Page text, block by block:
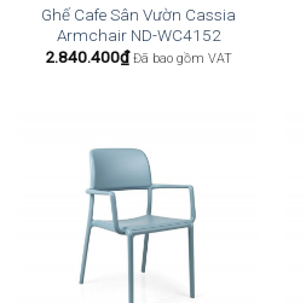
Ghế Cafe Sân Vườn Cassia
Armchair ND-WC4152
2.840.400₫ Đã bao gồm VAT